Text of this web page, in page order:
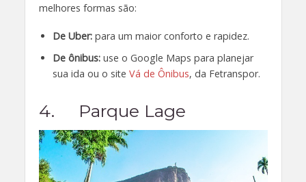
melhores formas são:
De Uber: para um maior conforto e rapidez.
De ônibus:use o Google Maps para planejar
sua ida ou o site Vá de Ônibus, da Fetranspor.
4. Parque Lage